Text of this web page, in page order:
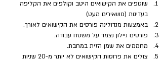
שוטפים את הקישואים היטב וקולפים את הקליפה
בעדינות (משאירים מעט)
באמצעות מנדולינה פורסים את הקישואים לאורך.
פורסים ניילון נצמד על משטח עבודה.
מחממים את שמן הזית במחבת.
צולים את פרוסות הקישואים לא יותר מ-20 שניות